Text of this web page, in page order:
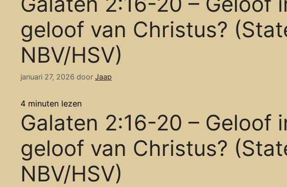
geloof van Christus?
NBV/HSV)
januari 27, 2026 door Jaap
4 minuten lezen
Galaten 2:16-20 – Geloof
geloof van Christus?
NBV/HSV)